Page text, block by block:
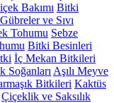
Bakımı Bitki
Gübreler ve Sıvı
Tohumu Sebze
Bitki Besinleri
İç Mekan Bitkileri
Soğanları Aşılı Meyve
Bitkileri Kaktüs
Çiçeklik ve Saksılık